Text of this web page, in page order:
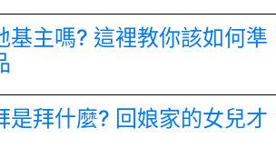
基主嗎? 這裡教你該如何準
是拜什麼? 回娘家的女兒才